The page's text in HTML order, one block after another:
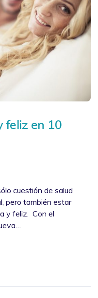
feliz en 10
cuestión de salud
pero también estar
y feliz. Con el